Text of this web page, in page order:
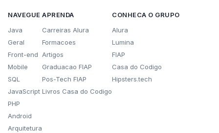
NAVEGUE
Java
Geral
Front-end
Mobile
SQL
JavaScript
PHP
Android
Arquitetura
APRENDA
Carreiras Alura
Formacoes
Artigos
Graduacao FIAP
Pos-Tech FIAP
Livros Casa do Codigo
CONHECA O GRUPO
Alura
Lumina
FIAP
Casa do Codigo
Hipsters.tech